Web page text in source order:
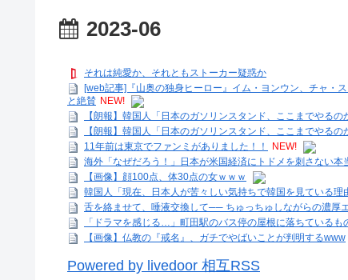
2023-06
それは純愛か、それともストーカー疑惑か
[web記事]『山奥の独身ヒーロー』イム・ヨンウン、チャ・
と絶賛 NEW!
【朗報】韓国人「日本のガソリンスタンド、ここまでやるの
【朗報】韓国人「日本のガソリンスタンド、ここまでやるの
11年前は東京でファンミがありました！！
NEW!
海外「なぜだろう！」日本が米国経済にトドメを刺さない本
【画像】顔100点、体30点の女ｗｗｗ
韓国人「現在、日本人が苦々しい気持ちで韓国を見ている
舌を絡ませて、唾液交換して── ちゅっちゅしながらの濃厚
「ドラマを感じる…」町田駅のバス停の屋根に落ちているも
【画像】仏教の『戒名』、ガチでやばいことが判明するwww
Powered by livedoor 相互RSS